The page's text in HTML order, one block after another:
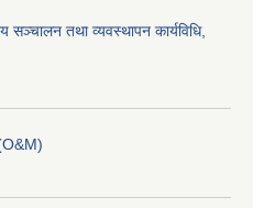
सञ्चालन तथा व्यवस्थापन कार्यविधि,